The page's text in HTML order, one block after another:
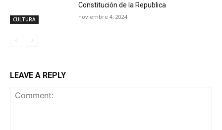
CULTURA
Constitución de la Republica
noviembre 4, 2024
LEAVE A REPLY